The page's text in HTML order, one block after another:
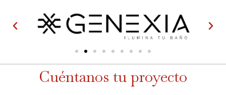
Cuéntanos tu proyecto​